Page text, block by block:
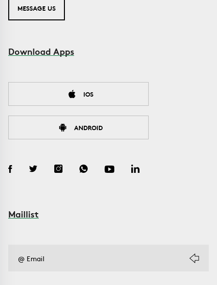
MESSAGE US
Download Apps
IOS
ANDROID
Maillist